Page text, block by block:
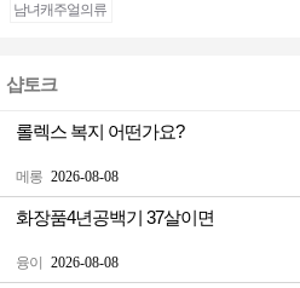
남녀캐주얼의류
샵토크
메롱 2026-08-08
롤렉스 복지 어떤가요?
융이 2026-08-08
화장품4년공백기 37살이면